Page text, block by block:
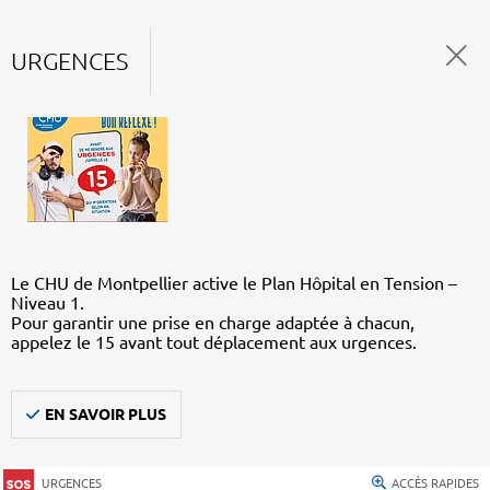
URGENCES
Le CHU de Montpellier active le Plan Hôpital en Tension –
Niveau 1.
Pour garantir une prise en charge adaptée à chacun,
appelez le 15 avant tout déplacement aux urgences.
EN SAVOIR PLUS
URGENCES ACCÈS RAPIDES